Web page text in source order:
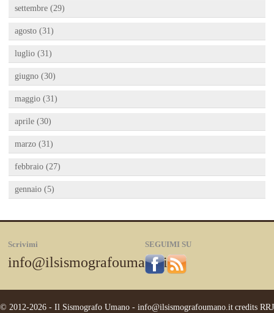
settembre (29)
agosto (31)
luglio (31)
giugno (30)
maggio (31)
aprile (30)
marzo (31)
febbraio (27)
gennaio (5)
Scrivimi
info@ilsismografoumano.it
SEGUIMI SU
© 2012-2026 - Il Sismografo Umano - info@ilsismografoumano.itcredits RRJ